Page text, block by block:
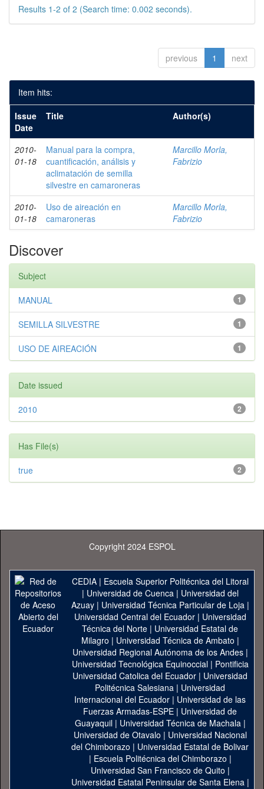
Results 1-2 of 2 (Search time: 0.002 seconds).
previous 1 next
Item hits:
Issue
Date
Title Author(s)
2010-
01-18
Manual para la compra,
cuantificación, análisis y
aclimatación de semilla
silvestre en camaroneras
Marcillo Morla,
Fabrizio
2010-
01-18
Uso de aireación en
camaroneras
Marcillo Morla,
Fabrizio
Discover
Subject
1
MANUAL
1
SEMILLA SILVESTRE
1
USO DE AIREACIÓN
Date issued
2
2010
Has File(s)
2
true
Copyright 2024 ESPOL
CEDIA| Escuela Superior Politécnica del Litoral
| Universidad de Cuenca| Universidad del
Azuay| Universidad Técnica Particular de Loja|
Universidad Central del Ecuador| Universidad
Técnica del Norte | Universidad Estatal de
Milagro | Universidad Técnica de Ambato |
Universidad Regional Autónoma de los Andes|
Universidad Tecnológica Equinoccial| Pontificia
Universidad Catolica del Ecuador | Universidad
Politécnica Salesiana | Universidad
Internacional del Ecuador | Universidad de las
Fuerzas Armadas-ESPE | Universidad de
Guayaquil| Universidad Técnica de Machala|
Universidad de Otavalo | Universidad Nacional
del Chimborazo | Universidad Estatal de Bolivar
| Escuela Politécnica del Chimborazo |
Universidad San Francisco de Quito |
Universidad Estatal Peninsular de Santa Elena|